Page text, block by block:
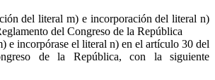
del literal m) e incorporación del literal n)
del Congreso de la República
e incorpórase el literal n) en el artículo 30 del
de la República, con la siguiente